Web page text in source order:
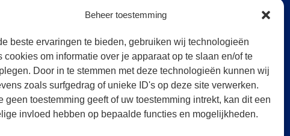
Beheer toestemming
beste ervaringen te bieden, gebruiken wij technologieën
cookies om informatie over je apparaat op te slaan en/of te
Door in te stemmen met deze technologieën kunnen wij
zoals surfgedrag of unieke ID's op deze site verwerken.
geen toestemming geeft of uw toestemming intrekt, kan dit een
invloed hebben op bepaalde functies en mogelijkheden.
01.11 t/m 01.03 en van
01.07 t/m 01.09 zijn wij op
zaterdagen uitsluitend op
afspraak geopend.